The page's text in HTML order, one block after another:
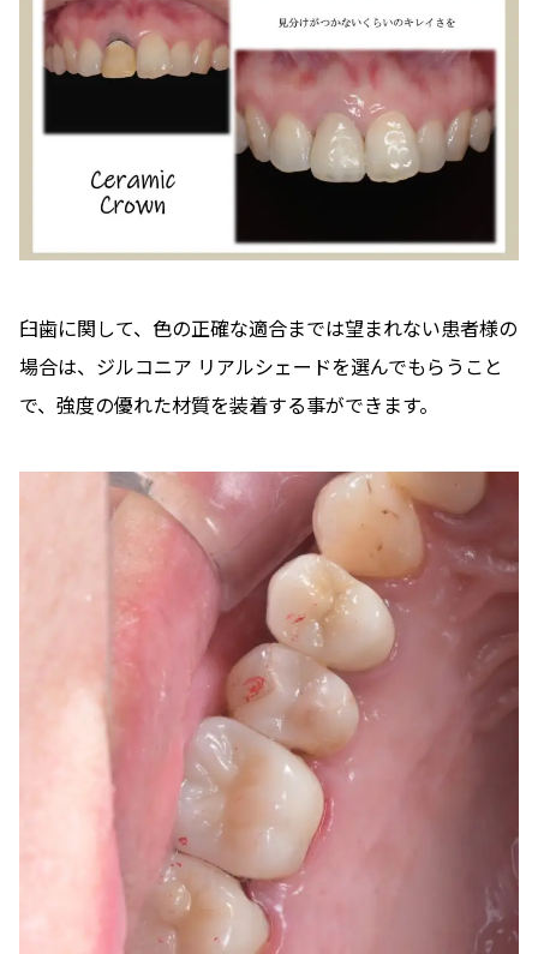
臼歯に関して、色の正確な適合までは望まれない患者様の
場合は、ジルコニア リアルシェードを選んでもらうこと
で、強度の優れた材質を装着する事ができます。